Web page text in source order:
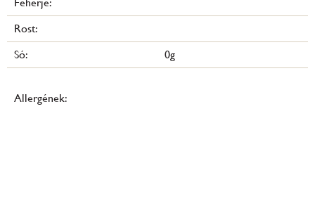
Fehérje:
Rost:
Só:
0g
Allergének: